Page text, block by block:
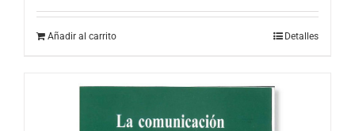
Añadir al carrito Detalles